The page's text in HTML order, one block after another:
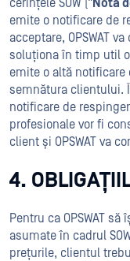
cerințele SOW ("Nota
emite o notificare de
acceptare, OPSWAT
soluționa în timp util
emite o altă
semnătura clientului.
notificare de
profesionale vor fi
client și OPSWAT va
4.
Pentru ca OPSWAT
asumate în cadrul
prețurile, clientul